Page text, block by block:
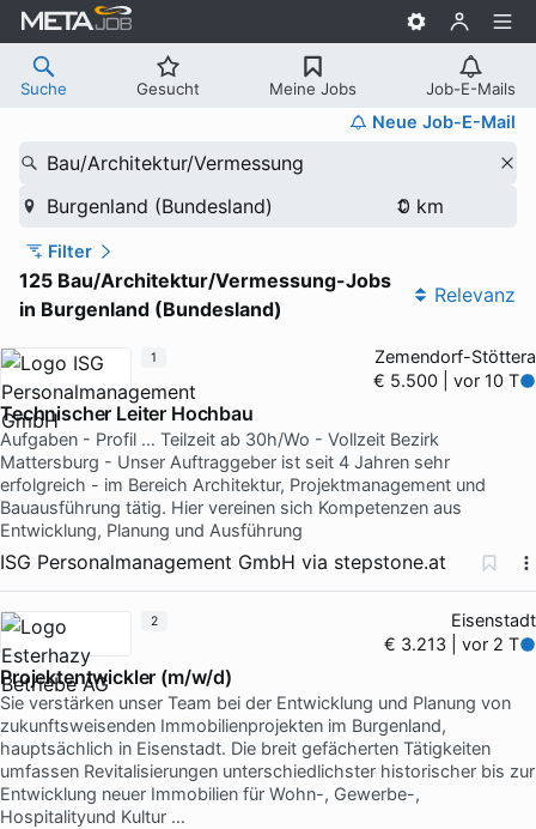
Suche Gesucht Meine Jobs Job-E-Mails
Neue Job-E-Mail
Bau/Architektur/Vermessung
Burgenland (Bundesland)
Filter
125 Bau/Architektur/Vermessung-Jobs
in Burgenland (Bundesland)
Relevanz
Zemendorf-Stöttera
€ 5.500 | vor 10 T
Technischer Leiter Hochbau
Aufgaben - Profil … Teilzeit ab 30h/Wo - Vollzeit Bezirk
Mattersburg - Unser Auftraggeber ist seit 4 Jahren sehr
erfolgreich - im Bereich Architektur, Projektmanagement und
Bauausführung tätig. Hier vereinen sich Kompetenzen aus
Entwicklung, Planung und Ausführung
ISG Personalmanagement GmbH via stepstone.at
1
Eisenstadt
€ 3.213 | vor 2 T
Projektentwickler (m/w/d)
Sie verstärken unser Team bei der Entwicklung und Planung von
zukunftsweisenden Immobilienprojekten im Burgenland,
hauptsächlich in Eisenstadt. Die breit gefächerten Tätigkeiten
umfassen Revitalisierungen unterschiedlichster historischer bis zur
Entwicklung neuer Immobilien für Wohn-, Gewerbe-,
Hospitalityund Kultur …
2